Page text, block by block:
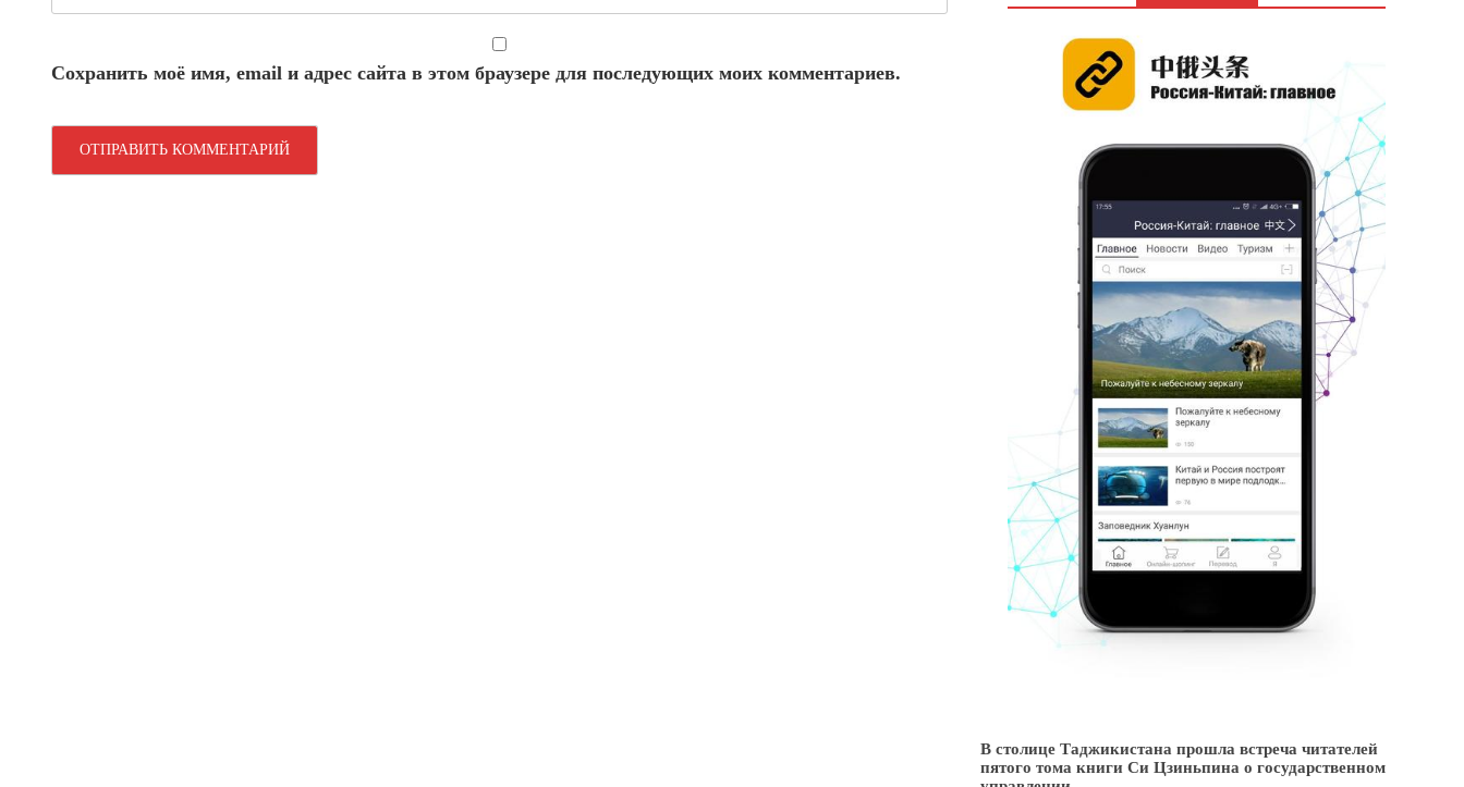
Сохранить моё имя, email и адрес сайта в этом браузере для последующих моих комментариев.
В столице Таджикистана прошла встреча читателей
пятого тома книги Си Цзиньпина о государственном